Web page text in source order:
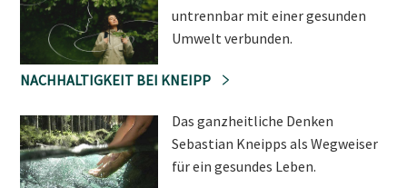
untrennbar mit einer gesunden
Umwelt verbunden.
NACHHALTIGKEIT BEI KNEIPP
Das ganzheitliche Denken
Sebastian Kneipps als Wegweiser
für ein gesundes Leben.